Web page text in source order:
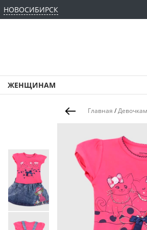
НОВОСИБИРСК
ЖЕНЩИНАМ
Главная /Девочкам